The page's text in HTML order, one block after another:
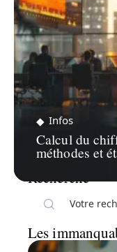
Infos
Calcul du
méthodes et
Recherche
Les